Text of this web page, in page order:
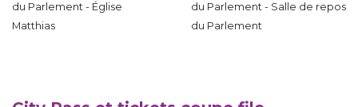
du Parlement - Église
Matthias
du Parlement - Salle de repos
du Parlement